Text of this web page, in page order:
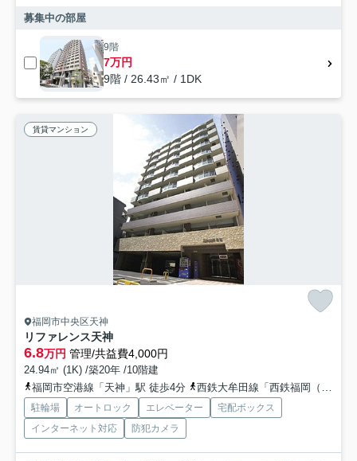
募集中の部屋
9階
7万円
9階 / 26.43㎡ / 1DK
賃貸マンション
福岡市中央区天神
リファレンス天神
6.8万円 管理/共益費4,000円
24.94㎡ (1K) /築20年 /10階建
福岡市空港線「天神」駅 徒歩4分
西鉄大牟田線「西鉄福岡（天神）」駅 徒歩7分
駐輪場 オートロック エレベーター
宅配ボックス
インターネット対応
防犯カメラ